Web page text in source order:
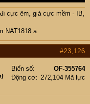
cực êm, giá cực mềm - IB,
NAT1818 ạ
#23,126
Biển số
OF-355764
Động cơ
272,104 Mã lực